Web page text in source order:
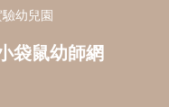
幼兒園
袋鼠幼師網